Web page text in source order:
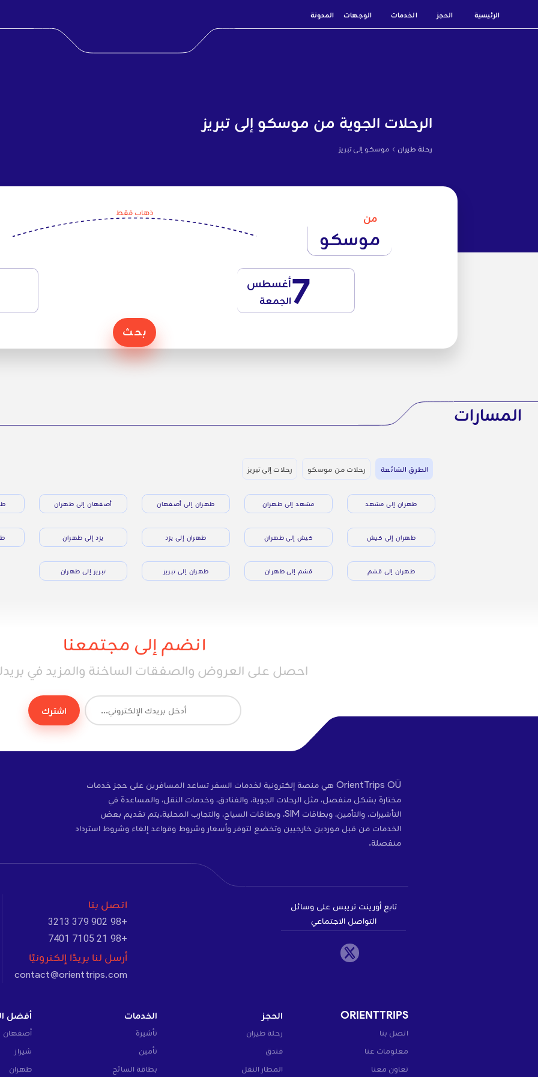
الرئيسية الحجز الخدمات الوجهات المدونة
الرحلات الجوية من موسكو إلى تبريز
رحلة طيران › موسكو إلى تبريز
من
موسكو
ذهاب فقط
7أغسطس
الجمعة
بحث
المسارات
الطرق الشائعة رحلات من موسكو رحلات إلى تبريز
طهران إلى مشهد مشهد إلى طهران طهران إلى أصفهان أصفهان إلى طهران
طهران إلى كيش كيش إلى طهران طهران إلى يزد يزد إلى طهران
طهران إلى قشم قشم إلى طهران طهران إلى تبريز تبريز إلى طهران
انضم إلى مجتمعنا
احصل على العروض والصفقات الساخنة والمزيد في بريدك
اشترك
OrientTrips OÜ هي منصة إلكترونية لخدمات السفر تساعد المسافرين على حجز خدمات
مختارة بشكل منفصل، مثل الرحلات الجوية، والفنادق، وخدمات النقل، والمساعدة في
التأشيرات، والتأمين، وبطاقات SIM، وبطاقات السياح، والتجارب المحلية.يتم تقديم بعض
الخدمات من قبل موردين خارجيين وتخضع لتوفر وأسعار وشروط وقواعد إلغاء وشروط استرداد
منفصلة.
تابع أورينت تريبس على وسائل
التواصل الاجتماعي
اتصل بنا
+98 902 379 3213
+98 21 7105 7401
أرسل لنا بريدًا إلكترونيًا
contact@orienttrips.com
ORIENTTRIPS
اتصل بنا
معلومات عنا
تعاون معنا
الحجز
رحلة طيران
فندق
المطار النقل
الخدمات
تأشيرة
تأمين
بطاقة السائح
أفضل
أصفهان
شيراز
طهران